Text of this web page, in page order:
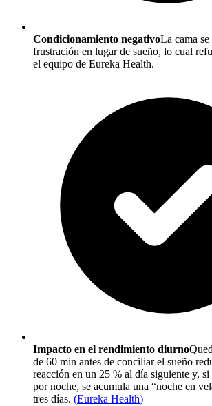
Condicionamiento negativoLa cama
frustración en lugar de sueño, lo cual
el equipo de Eureka Health.
Impacto en el rendimiento diurno
de 60 min antes de conciliar el sueño
reacción en un 25 % al día siguiente y, si
por noche, se acumula una “noche en
tres días. (Eureka Health)